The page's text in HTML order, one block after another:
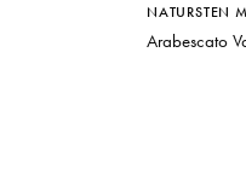
NATURSTEN
Arabescato